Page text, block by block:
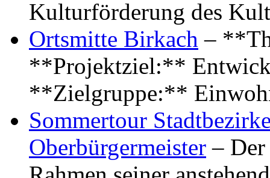
Kulturförderung des
Ortsmitte Birkach –
**Projektziel:**
**Zielgruppe:**
Sommertour
Oberbürgermeister –